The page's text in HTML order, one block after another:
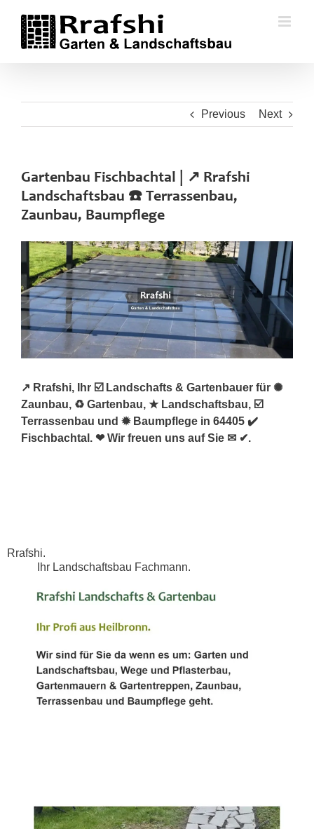
content
Previous Next
Gartenbau Fischbachtal | ↗️ Rrafshi
Landschaftsbau ☎️ Terrassenbau,
Zaunbau, Baumpflege
↗️ Rrafshi, Ihr ☑️ Landschafts & Gartenbauer für ✺
Zaunbau, ♻ Gartenbau, ★ Landschaftsbau, ☑️
Terrassenbau und ✹ Baumpflege in 64405 ✔️
Fischbachtal. ❤ Wir freuen uns auf Sie ✉ ✔.
Rrafshi.
Ihr Landschaftsbau Fachmann.